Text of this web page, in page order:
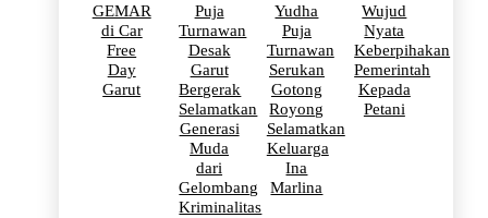
GEMAR
di Car
Free
Day
Garut
Puja
Turnawan
Desak
Garut
Bergerak
Selamatkan
Generasi
Muda
dari
Gelombang
Kriminalitas
Yudha
Puja
Turnawan
Serukan
Gotong
Royong
Selamatkan
Keluarga
Ina
Marlina
Wujud
Nyata
Keberpihakan
Pemerintah
Kepada
Petani